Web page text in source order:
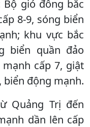
gió đông bắc
8-9, sóng biển
khu vực bắc
biển quần đảo
cấp 7, giật
biển động mạnh.
Quảng Trị đến
dần lên cấp